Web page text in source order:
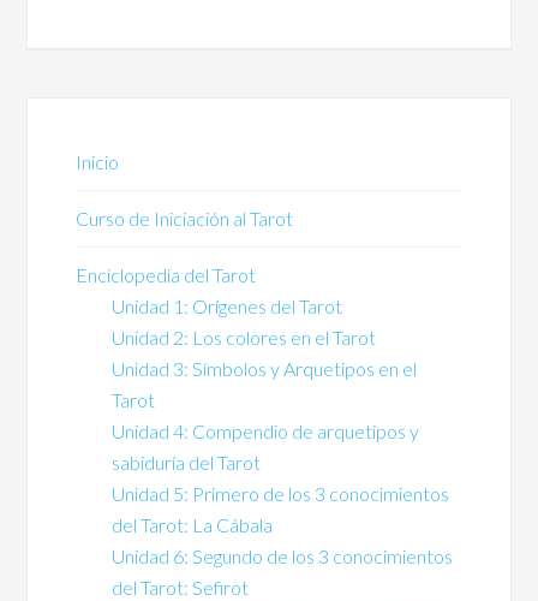
Inicio
Curso de Iniciación al Tarot
Enciclopedia del Tarot
Unidad 1: Orígenes del Tarot
Unidad 2: Los colores en el Tarot
Unidad 3: Símbolos y Arquetipos en el
Tarot
Unidad 4: Compendio de arquetipos y
sabiduría del Tarot
Unidad 5: Primero de los 3 conocimientos
del Tarot: La Cábala
Unidad 6: Segundo de los 3 conocimientos
del Tarot: Sefirot